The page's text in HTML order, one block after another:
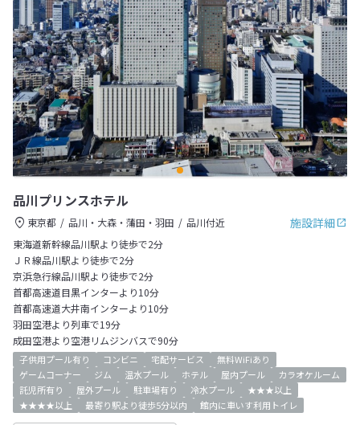
品川プリンスホテル
施設詳細
東京都 品川・大森・蒲田・羽田
品川付近
東海道新幹線品川駅より徒歩で2分
ＪＲ線品川駅より徒歩で2分
京浜急行線品川駅より徒歩で2分
首都高速道目黒インターより10分
首都高速道大井南インターより10分
羽田空港より列車で19分
成田空港より空港リムジンバスで90分
子供用プール有り コンビニ 宅配サービス
無料WiFiあり
ゲームコーナー
ジム 温水プール ホテル 屋内プール
カラオケルーム
託児所有り
屋外プール 駐車場有り 冷水プール
★★★以上
★★★★以上
最寄り駅より徒歩5分以内 館内に車いす利用トイレ